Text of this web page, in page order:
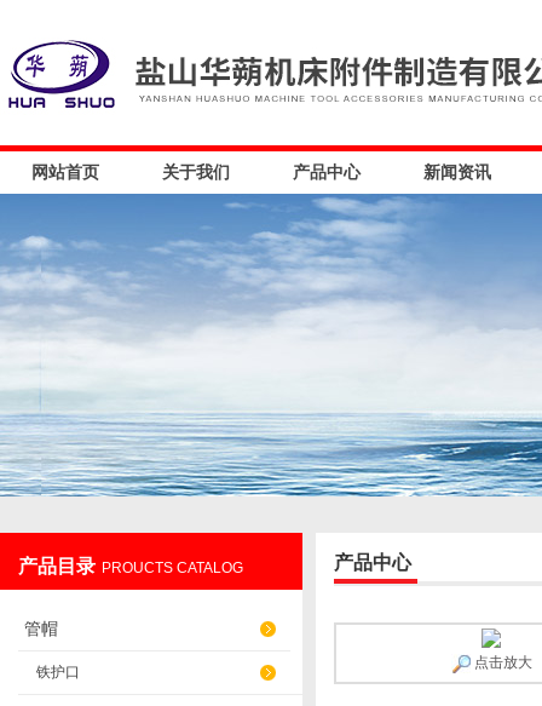
网站首页 关于我们 产品中心 新闻资讯
产品目录 PROUCTS CATALOG
管帽
铁护口
产品中心
点击放大